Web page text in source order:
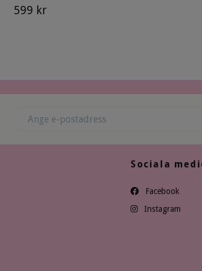
599 kr
Sociala
Facebook
Instagram